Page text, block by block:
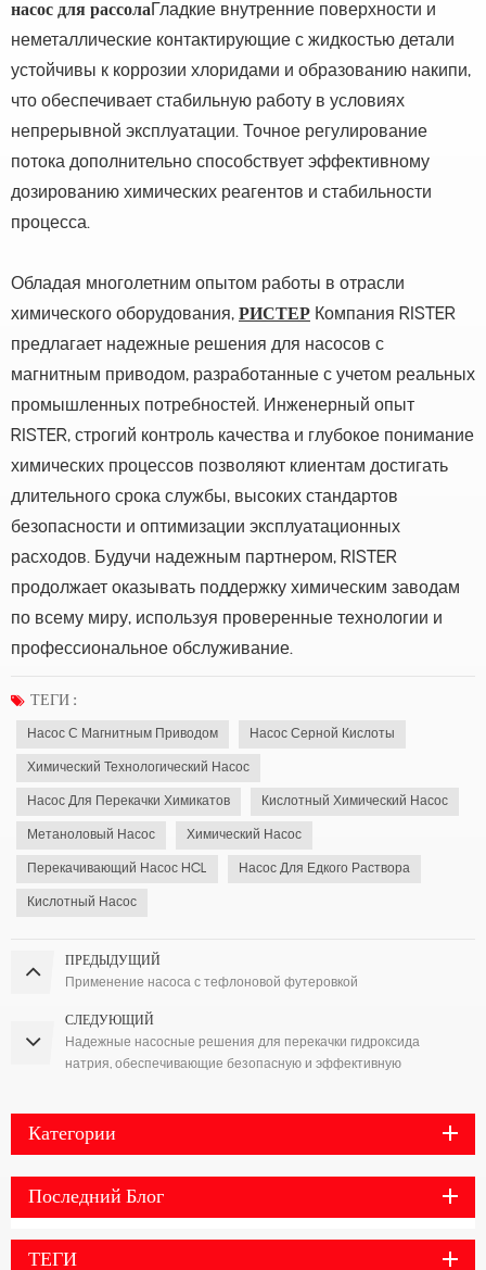
насос для рассола Гладкие внутренние поверхности и
неметаллические контактирующие с жидкостью детали
устойчивы к коррозии хлоридами и образованию накипи,
что обеспечивает стабильную работу в условиях
непрерывной эксплуатации. Точное регулирование
потока дополнительно способствует эффективному
дозированию химических реагентов и стабильности
процесса.
Обладая многолетним опытом работы в отрасли
химического оборудования, РИСТЕР Компания RISTER
предлагает надежные решения для насосов с
магнитным приводом, разработанные с учетом реальных
промышленных потребностей. Инженерный опыт
RISTER, строгий контроль качества и глубокое понимание
химических процессов позволяют клиентам достигать
длительного срока службы, высоких стандартов
безопасности и оптимизации эксплуатационных
расходов. Будучи надежным партнером, RISTER
продолжает оказывать поддержку химическим заводам
по всему миру, используя проверенные технологии и
профессиональное обслуживание.
ТЕГИ :
Насос С Магнитным Приводом Насос Серной Кислоты
Химический Технологический Насос
Насос Для Перекачки Химикатов Кислотный Химический Насос
Метаноловый Насос Химический Насос
Перекачивающий Насос HCL Насос Для Едкого Раствора
Кислотный Насос
ПРЕДЫДУЩИЙ
Применение насоса с тефлоновой футеровкой
СЛЕДУЮЩИЙ
Надежные насосные решения для перекачки гидроксида
натрия, обеспечивающие безопасную и эффективную
Категории
Последний Блог
ТЕГИ